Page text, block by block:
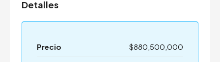
Detalles
Precio $880,500,000